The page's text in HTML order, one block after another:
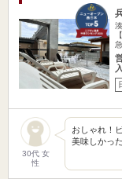
30代 女
性
おしゃれ！
美味しかっ